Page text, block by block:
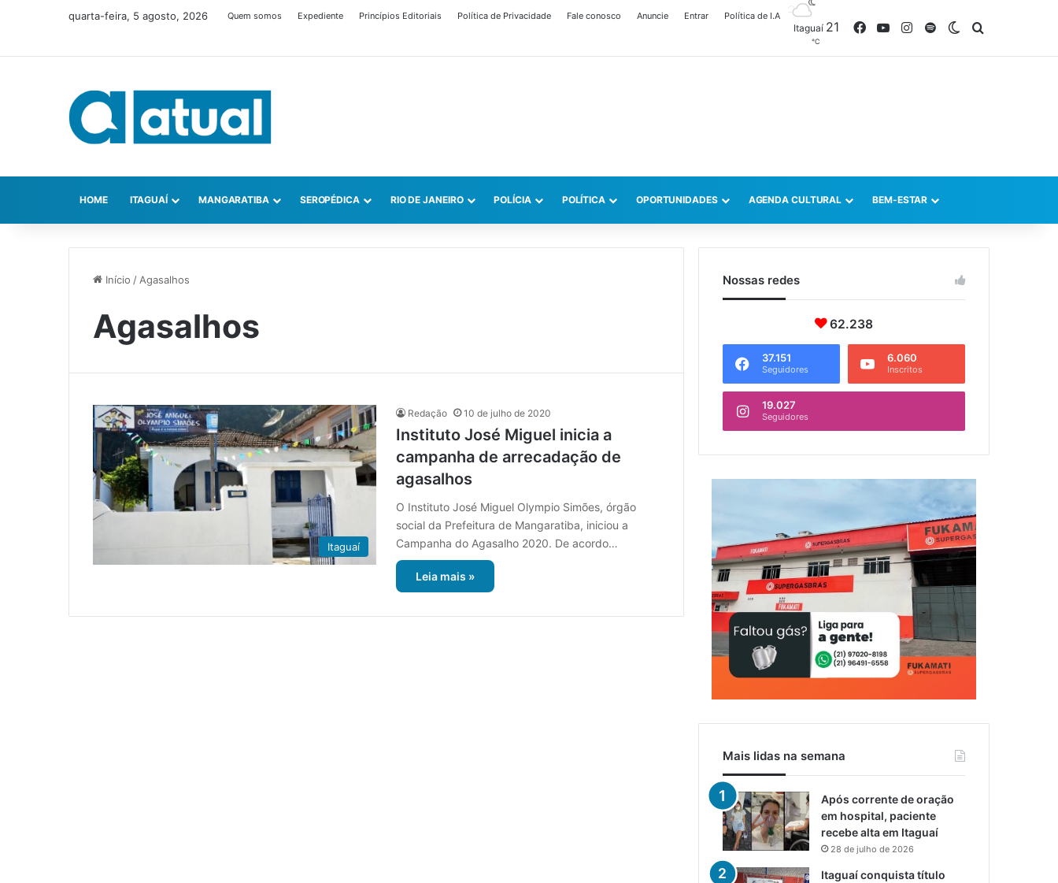
quarta-feira, 5 agosto, 2026 Quem somos Expediente Princípios Editoriais Política de Privacidade Fale conosco Anuncie Entrar Política de I.A
Itaguaí 21
℃
FacebookYouTubeInstagram
SpotifySwitch skin
HOME ITAGUAÍ MANGARATIBA SEROPÉDICA RIO DE JANEIRO POLÍCIA POLÍTICA OPORTUNIDADES AGENDA CULTURAL BEM-ESTAR
Início /Agasalhos
Agasalhos
Itaguaí
Redação 10 de julho de 2020
Instituto José Miguel inicia a
campanha de arrecadação de
agasalhos
O Instituto José Miguel Olympio Simões, órgão
social da Prefeitura de Mangaratiba, iniciou a
Campanha do Agasalho 2020. De acordo…
Leia mais »
Nossas redes
62.238
37.151
Seguidores
6.060
Inscritos
19.027
Seguidores
Mais lidas na semana
Após corrente de oração
em hospital, paciente
recebe alta em Itaguaí
28 de julho de 2026
Itaguaí conquista título